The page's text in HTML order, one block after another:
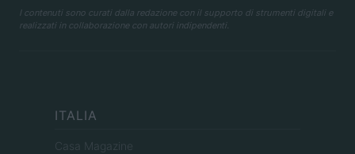
I contenuti sono curati dalla redazione con il supporto di strumenti digitali e
realizzati in collaborazione con autori indipendenti.
ITALIA
Casa Magazine